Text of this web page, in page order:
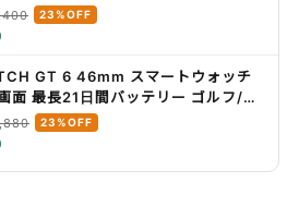
ノイズキャンセリング Bluetooth
最大30時間再生 急速充電 ブラック
23%OFF
GT 6 46mm スマートウォッチ
面 最長21日間バッテリー ゴルフ/サ
スポーツモード100種類以上 GPS
モニタリング iOS & Android対応 ブ
23%OFF